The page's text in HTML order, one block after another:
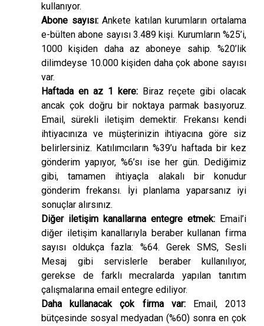
kullanıyor.
Abone sayısı:Ankete katılan kurumların ortalama
e-bülten abone sayısı 3.489 kişi. Kurumların %25’i,
1000 kişiden daha az aboneye sahip. %20’lik
dilimdeyse 10.000 kişiden daha çok abone sayısı
var.
Haftada en az 1 kere: Biraz reçete gibi olacak
ancak çok doğru bir noktaya parmak basıyoruz.
Email, sürekli iletişim demektir. Frekansı kendi
ihtiyacınıza ve müşterinizin ihtiyacına göre siz
belirlersiniz. Katılımcıların %39’u haftada bir kez
gönderim yapıyor, %6’sı ise her gün. Dediğimiz
gibi, tamamen ihtiyaçla alakalı bir konudur
gönderim frekansı. İyi planlama yaparsanız iyi
sonuçlar alırsınız.
Diğer iletişim kanallarına entegre etmek: Email’i
diğer iletişim kanallarıyla beraber kullanan firma
sayısı oldukça fazla: %64. Gerek SMS, Sesli
Mesaj gibi servislerle beraber kullanılıyor,
gerekse de farklı mecralarda yapılan tanıtım
çalışmalarına email entegre ediliyor.
Daha kullanacak çok firma var:Email, 2013
bütçesinde sosyal medyadan (%60) sonra en çok